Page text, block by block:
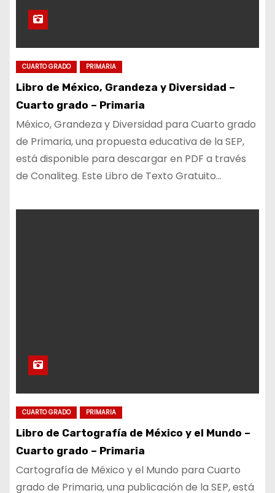
CUARTO GRADO PRIMARIA
Libro de México, Grandeza y Diversidad –
Cuarto grado – Primaria
México, Grandeza y Diversidad para Cuarto grado
de Primaria, una propuesta educativa de la SEP,
está disponible para descargar en PDF a través
de Conaliteg. Este Libro de Texto Gratuito…
CUARTO GRADO PRIMARIA
Libro de Cartografía de México y el Mundo –
Cuarto grado – Primaria
Cartografía de México y el Mundo para Cuarto
grado de Primaria, una publicación de la SEP, está